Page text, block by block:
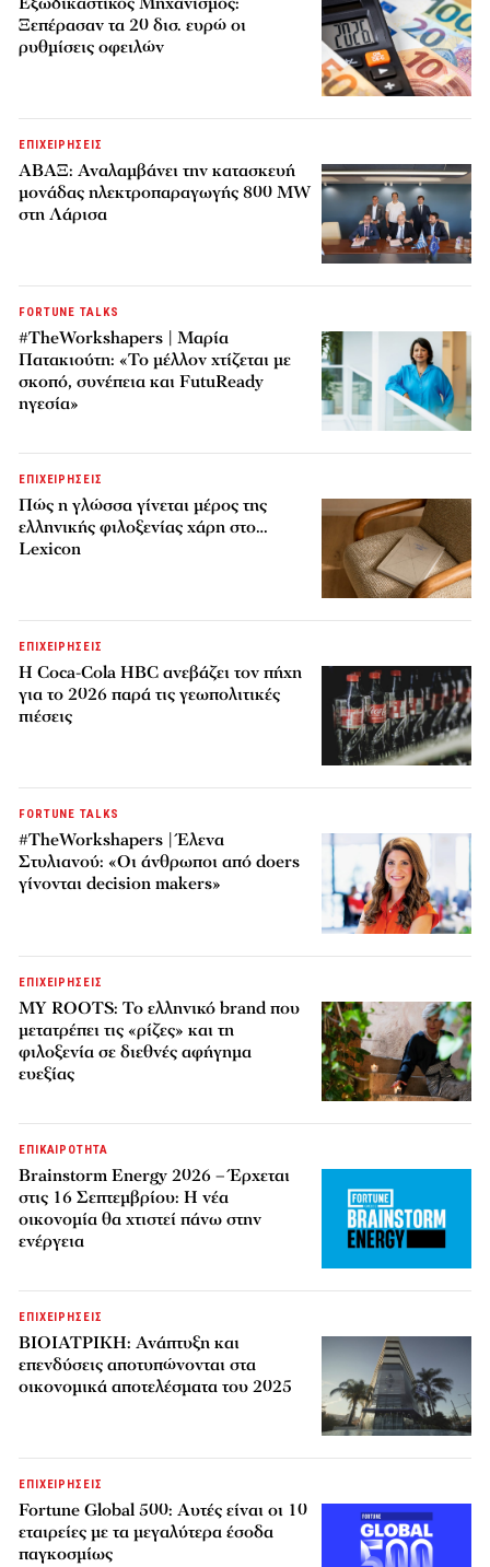
Ξεπέρασαν τα 20 δισ. ευρώ οι
ρυθμίσεις οφειλών
ΕΠΙΧΕΙΡΗΣΕΙΣ
ΑΒΑΞ: Αναλαμβάνει την κατασκευή
μονάδας ηλεκτροπαραγωγής 800 MW
στη Λάρισα
FORTUNE TALKS
#TheWorkshapers | Μαρία
Πατακιούτη: «Το μέλλον χτίζεται με
σκοπό, συνέπεια και FutuReady
ηγεσία»
ΕΠΙΧΕΙΡΗΣΕΙΣ
Πώς η γλώσσα γίνεται μέρος της
ελληνικής φιλοξενίας χάρη στο…
Lexicon
ΕΠΙΧΕΙΡΗΣΕΙΣ
Η Coca-Cola HBC ανεβάζει τον πήχη
για το 2026 παρά τις γεωπολιτικές
πιέσεις
FORTUNE TALKS
#TheWorkshapers | Έλενα
Στυλιανού: «Οι άνθρωποι από doers
γίνονται decision makers»
ΕΠΙΧΕΙΡΗΣΕΙΣ
MY ROOTS: Το ελληνικό brand που
μετατρέπει τις «ρίζες» και τη
φιλοξενία σε διεθνές αφήγημα
ευεξίας
ΕΠΙΚΑΙΡΟΤΗΤΑ
Brainstorm Energy 2026 – Έρχεται
στις 16 Σεπτεμβρίου: Η νέα
οικονομία θα χτιστεί πάνω στην
ενέργεια
ΕΠΙΧΕΙΡΗΣΕΙΣ
ΒΙΟΙΑΤΡΙΚΗ: Ανάπτυξη και
επενδύσεις αποτυπώνονται στα
οικονομικά αποτελέσματα του 2025
ΕΠΙΧΕΙΡΗΣΕΙΣ
Fortune Global 500: Αυτές είναι οι 10
εταιρείες με τα μεγαλύτερα έσοδα
παγκοσμίως